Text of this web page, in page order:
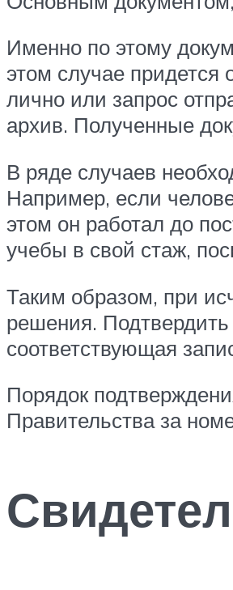
Именно по этому
этом случае придется
лично или запрос
архив. Полученные
В ряде случаев
Например, если
этом он работал до
учебы в свой стаж,
Таким образом, при
решения. Подтвердить
соответствующая
Порядок
Правительства за